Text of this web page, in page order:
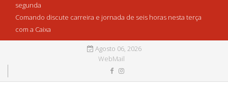
segunda
Comando discute carreira e jornada de seis horas nesta terça
com a Caixa
Agosto 06, 2026
WebMail